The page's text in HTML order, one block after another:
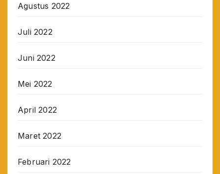
Agustus 2022
Juli 2022
Juni 2022
Mei 2022
April 2022
Maret 2022
Februari 2022